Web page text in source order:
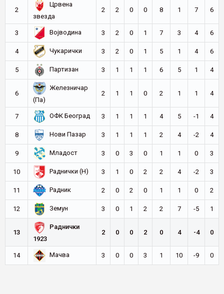
2
Црвена
звезда
2 2 0 0 8 1 7 6
3 Војводина 3 2 0 1 7 3 4 6
4 Чукарички 3 2 0 1 5 1 4 6
5 Партизан 3 1 1 1 6 5 1 4
6
Железничар
(Па)
2 1 1 0 2 1 1 4
7 ОФК Београд 3 1 1 1 4 5 -1 4
8 Нови Пазар 3 1 1 1 2 4 -2 4
9 Младост 3 0 3 0 1 1 0 3
10 Раднички (Н) 3 1 0 2 2 4 -2 3
11 Радник 2 0 2 0 1 1 0 2
12 Земун 3 0 1 2 2 7 -5 1
13
Раднички
1923
2 0 0 2 0 4 -4 0
14 Мачва 3 0 0 3 1 10 -9 0